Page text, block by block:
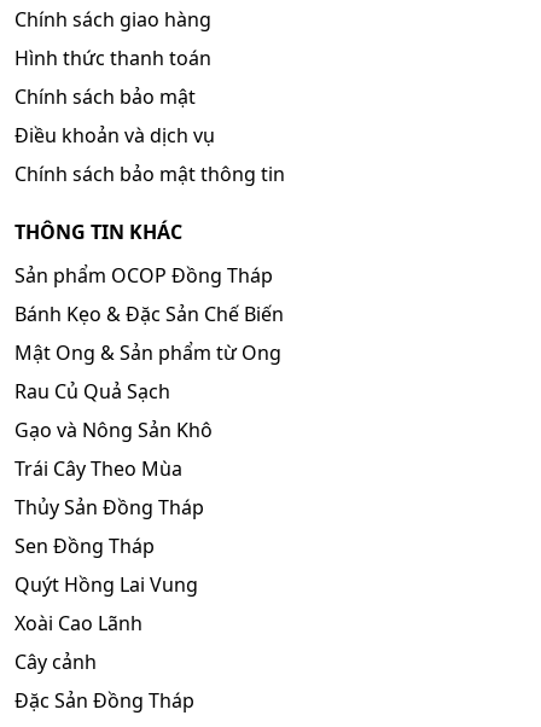
Chính sách giao hàng
Hình thức thanh toán
Chính sách bảo mật
Điều khoản và dịch vụ
Chính sách bảo mật thông tin
THÔNG TIN KHÁC
Sản phẩm OCOP Đồng Tháp
Bánh Kẹo & Đặc Sản Chế Biến
Mật Ong & Sản phẩm từ Ong
Rau Củ Quả Sạch
Gạo và Nông Sản Khô
Trái Cây Theo Mùa
Thủy Sản Đồng Tháp
Sen Đồng Tháp
Quýt Hồng Lai Vung
Xoài Cao Lãnh
Cây cảnh
Đặc Sản Đồng Tháp